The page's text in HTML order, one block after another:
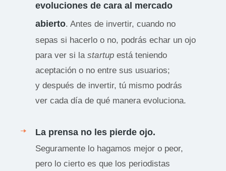
evoluciones de cara al mercado
abierto. Antes de invertir, cuando no
sepas si hacerlo o no, podrás echar un ojo
para ver si la startup está teniendo
aceptación o no entre sus usuarios;
y después de invertir, tú mismo podrás
ver cada día de qué manera evoluciona.
La prensa no les pierde ojo.
Seguramente lo hagamos mejor o peor,
pero lo cierto es que los periodistas